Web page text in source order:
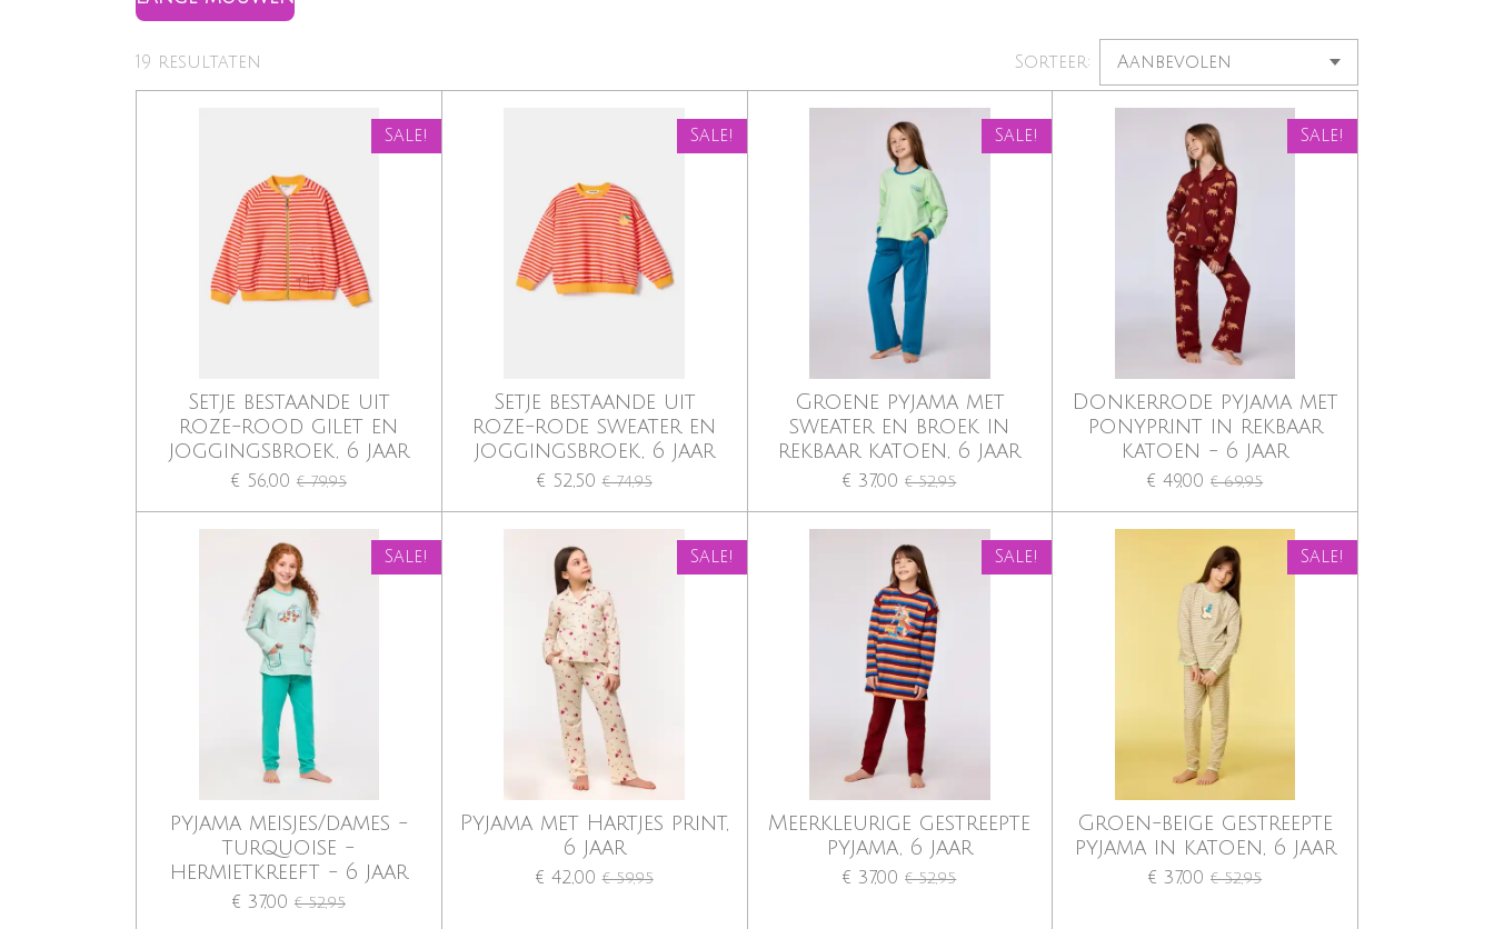
19 resultaten Sorteer:
Sale!
Setje bestaande uit
roze-rood gilet en
joggingsbroek, 6 jaar
€ 56,00 € 79,95
Sale!
Setje bestaande uit
roze-rode sweater en
joggingsbroek, 6 jaar
€ 52,50 € 74,95
Sale!
Groene pyjama met
sweater en broek in
rekbaar katoen, 6 jaar
€ 37,00 € 52,95
Sale!
Donkerrode pyjama met
ponyprint in rekbaar
katoen - 6 jaar
€ 49,00 € 69,95
Sale!
pyjama meisjes/dames -
turquoise -
hermietkreeft - 6 jaar
€ 37,00 € 52,95
Sale!
Pyjama met Hartjes print,
6 jaar
€ 42,00 € 59,95
Sale!
Meerkleurige gestreepte
pyjama, 6 jaar
€ 37,00 € 52,95
Sale!
Groen-beige gestreepte
pyjama in katoen, 6 jaar
€ 37,00 € 52,95